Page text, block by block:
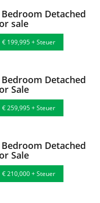
Detached
sale
€ 199,995 + Steuer
Detached
Sale
€ 259,995 + Steuer
Detached
Sale
€ 210,000 + Steuer